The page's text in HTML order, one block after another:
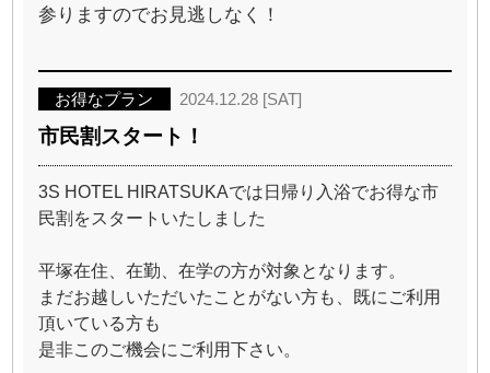
参りますのでお見逃しなく！
お得なプラン 2024.12.28 [SAT]
市民割スタート！
3S HOTEL HIRATSUKAでは日帰り入浴でお得な市
民割をスタートいたしました
平塚在住、在勤、在学の方が対象となります。
まだお越しいただいたことがない方も、既にご利用
頂いている方も
是非このご機会にご利用下さい。